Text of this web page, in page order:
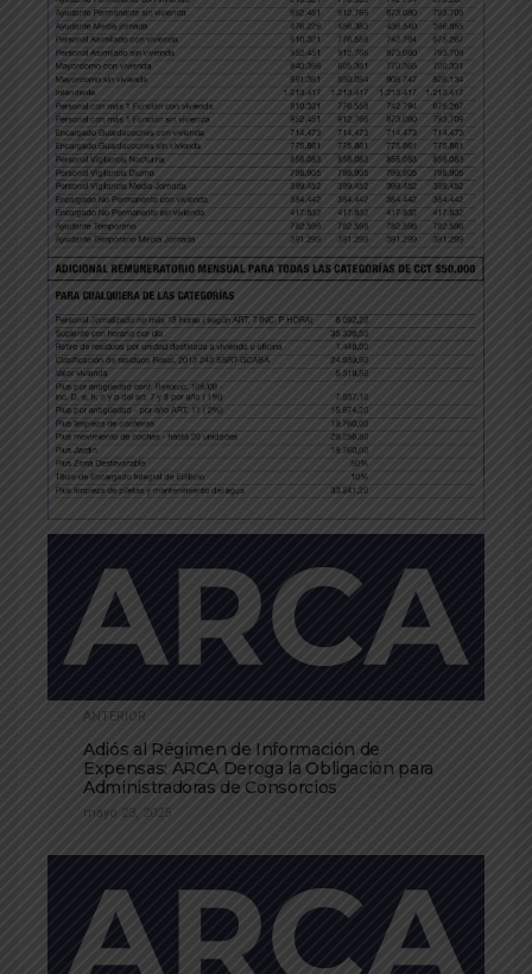
ANTERIOR
Adiós al Régimen de Información de
Expensas: ARCA Deroga la Obligación para
Administradoras de Consorcios
mayo 23, 2025